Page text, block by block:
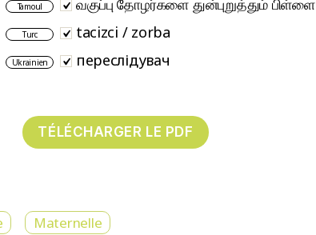
Tamoul வகுப்பு தோழர்களை துன்புறுத்தும் பிள்ளை
Turc tacizci / zorba
Ukrainien переслідувач
Maternelle